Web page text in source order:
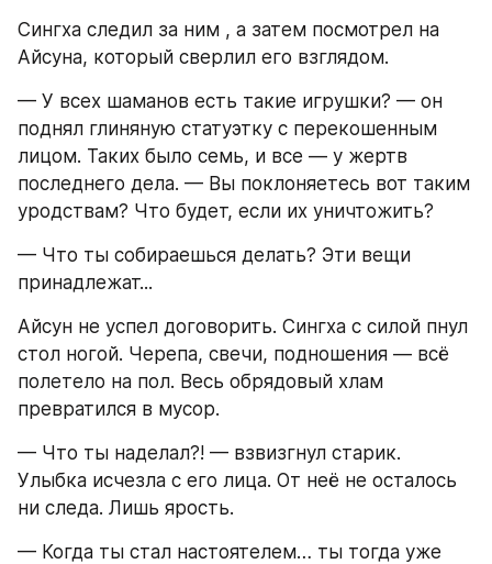
Сингха следил за ним , а затем посмотрел на
Айсуна, который сверлил его взглядом.
— У всех шаманов есть такие игрушки? — он
поднял глиняную статуэтку с перекошенным
лицом. Таких было семь, и все — у жертв
последнего дела. — Вы поклоняетесь вот таким
уродствам? Что будет, если их уничтожить?
— Что ты собираешься делать? Эти вещи
принадлежат...
Айсун не успел договорить. Сингха с силой пнул
стол ногой. Черепа, свечи, подношения — всё
полетело на пол. Весь обрядовый хлам
превратился в мусор.
— Что ты наделал?! — взвизгнул старик.
Улыбка исчезла с его лица. От неё не осталось
ни следа. Лишь ярость.
— Когда ты стал настоятелем… ты тогда уже